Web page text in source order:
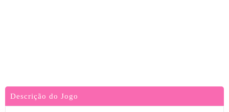
Descrição do Jogo